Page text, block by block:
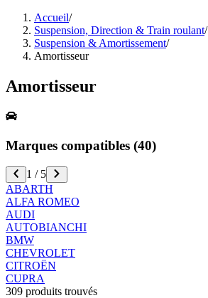
Accueil/
Suspension, Direction & Train roulant/
Suspension & Amortissement/
Amortisseur
Amortisseur
Marques compatibles (40)
1 / 5
ABARTH
ALFA ROMEO
AUDI
AUTOBIANCHI
BMW
CHEVROLET
CITROËN
CUPRA
309 produits trouvés